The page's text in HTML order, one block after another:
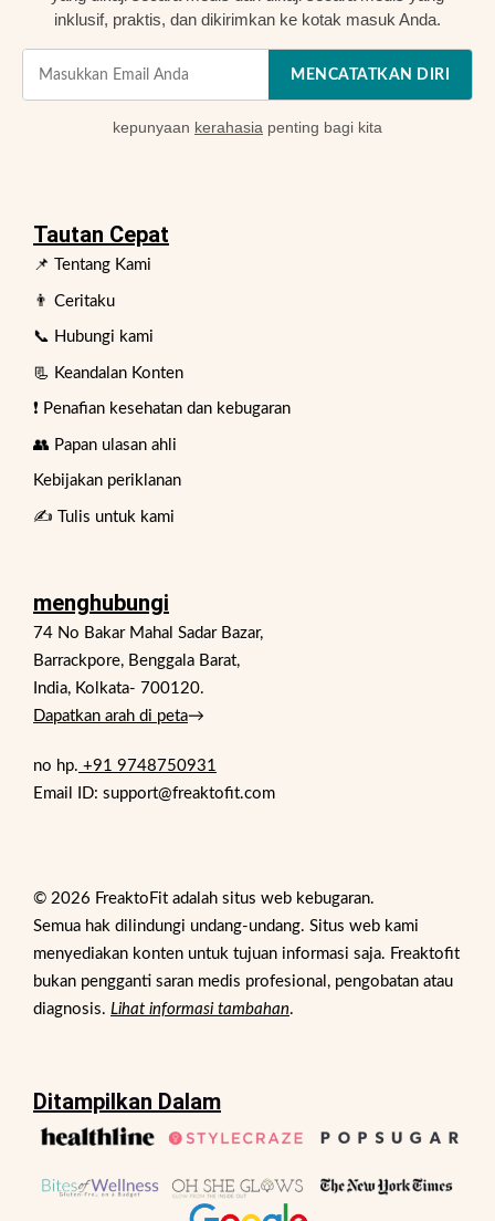
inklusif, praktis, dan dikirimkan ke kotak masuk Anda.
MENCATATKAN DIRI
kepunyaan kerahasia penting bagi kita
Tautan Cepat
📌 Tentang Kami
👨 Ceritaku
📞 Hubungi kami
📃 Keandalan Konten
❗ Penafian kesehatan dan kebugaran
👥 Papan ulasan ahli
Kebijakan periklanan
✍️ Tulis untuk kami
menghubungi
74 No Bakar Mahal Sadar Bazar,
Barrackpore, Benggala Barat,
India, Kolkata- 700120.
Dapatkan arah di peta→
no hp. +91 9748750931
Email ID: support@freaktofit.com
© 2026 FreaktoFit adalah situs web kebugaran.
Semua hak dilindungi undang-undang. Situs web kami
menyediakan konten untuk tujuan informasi saja. Freaktofit
bukan pengganti saran medis profesional, pengobatan atau
diagnosis. Lihat informasi tambahan.
Ditampilkan Dalam